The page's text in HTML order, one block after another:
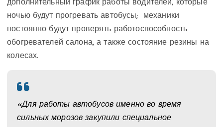
дополнительный график работы водителей, которые
ночью будут прогревать автобусы; механики
постоянно будут проверять работоспособность
обогревателей салона, а также состояние резины на
колесах.
«Для работы автобусов именно во время
сильных морозов закупили специальное